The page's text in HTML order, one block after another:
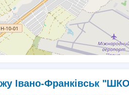
Івано-Франківськ